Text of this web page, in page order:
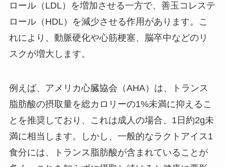
ロール（LDL）を増加させる一方で、善玉コレステ
ロール（HDL）を減少させる作用があります。こ
れにより、動脈硬化や心筋梗塞、脳卒中などのリ
スクが増大します。
例えば、アメリカ心臓協会（AHA）は、トランス
脂肪酸の摂取量を総カロリーの1%未満に抑えるこ
とを推奨しており、これは成人の場合、1日約2g未
満に相当します。しかし、一般的なラクトアイス1
食分には、トランス脂肪酸が含まれていることが